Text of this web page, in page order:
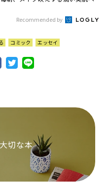
Recommended by
コミック エッセイ
切な本